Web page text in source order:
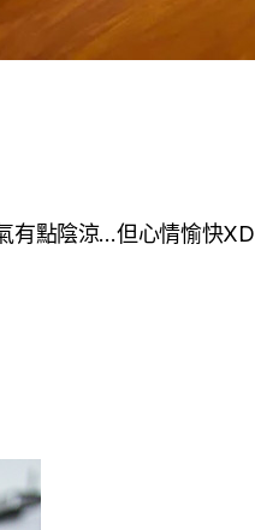
有點陰涼…但心情愉快XD